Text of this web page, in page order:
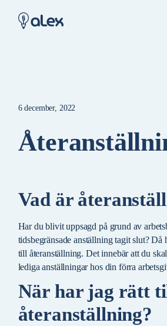
6 december, 2022
Vad är
Har du blivit uppsagd på grund av
tidsbegränsade anställning tagit slut? Då
till återanställning. Det innebär att du
lediga anställningar hos din förra
När har jag rätt
återanställning?